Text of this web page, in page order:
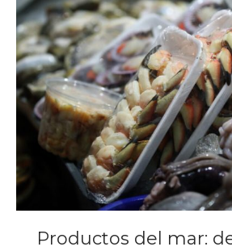
Productos del mar: